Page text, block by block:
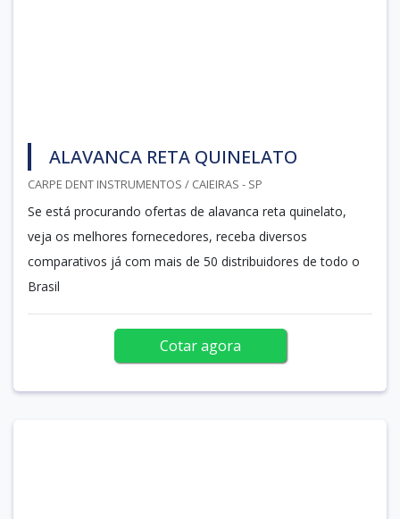
ALAVANCA RETA QUINELATO
CARPE DENT INSTRUMENTOS / CAIEIRAS - SP
Se está procurando ofertas de alavanca reta quinelato,
veja os melhores fornecedores, receba diversos
comparativos já com mais de 50 distribuidores de todo o
Brasil
Cotar agora